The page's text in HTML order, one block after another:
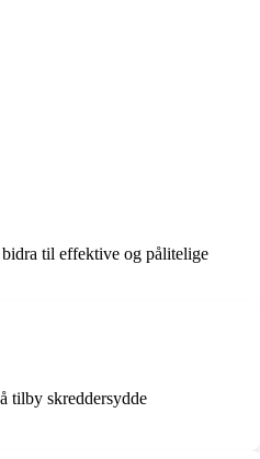
til effektive og pålitelige
tilby skreddersydde